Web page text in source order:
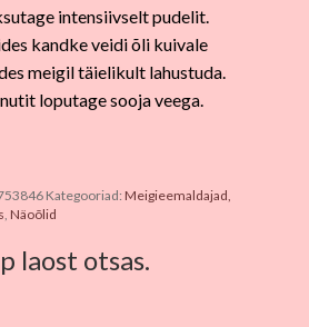
intensiivselt pudelit.
kandke veidi õli kuivale
meigil täielikult lahustuda.
loputage sooja veega.
Kategooriad: Meigieemaldajad,
, Näoõlid
laost otsas.